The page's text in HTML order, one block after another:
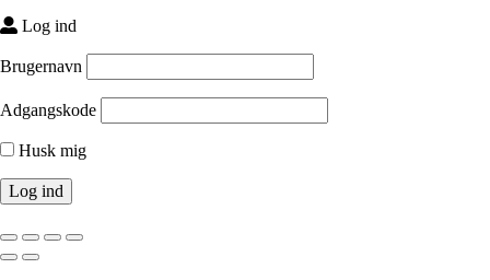
Log ind
Brugernavn
Adgangskode
Husk mig